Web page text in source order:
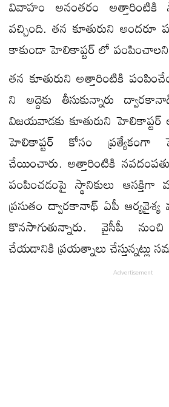
వివాహం అనంతరం
వచ్చింది. తన కూతురుని
కాకుండా హెలికాప్టర్ లో
తన కూతురుని అత్తారింటికి
ని అద్దెకు తీసుకున్నారు
విజయవాడకు కూతురుని
హెలికాప్టర్ కోసం ప్రత్యేకంగా
చేయించారు. అత్తారింటికి
పంపించడంపై స్థానికులు ఆసక్తిగా
ప్రసుతం ద్వారకానాథ్ ఏపీ
కొనసాగుతున్నారు. వైసీపీ
చేయడానికి ప్రయత్నాలు చేస్తున్నట్లు